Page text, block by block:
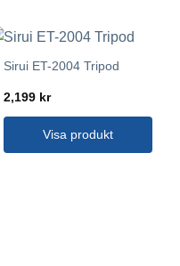
Sirui ET-2004 Tripod
2,199 kr
Visa produkt